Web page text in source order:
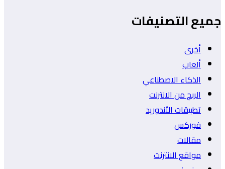
جميع التصنيفات
أخرى
ألعاب
الذكاء الاصطناعي
الربح من الانترنت
تطبيقات الأندوريد
فوركس
مقالات
مواقع الانترنت